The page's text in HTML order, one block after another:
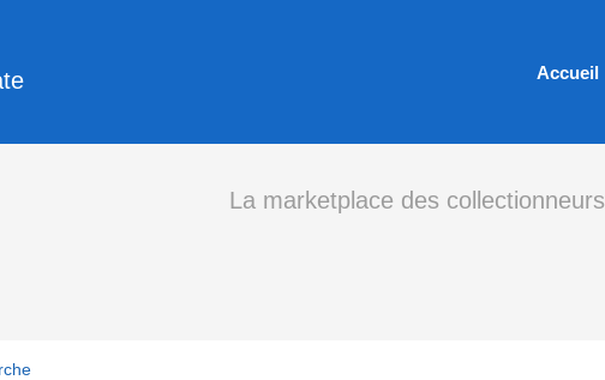
Accueil
La marketplace des collectionneurs